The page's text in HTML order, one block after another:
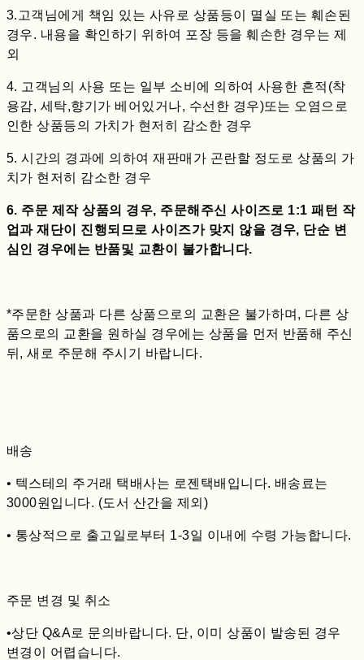
3.고객님에게 책임 있는 사유로 상품등이 멸실 또는 훼손된
경우. 내용을 확인하기 위하여 포장 등을 훼손한 경우는 제
외
4. 고객님의 사용 또는 일부 소비에 의하여 사용한 흔적(착
용감, 세탁,향기가 베어있거나, 수선한 경우)또는 오염으로
인한 상품등의 가치가 현저히 감소한 경우
5. 시간의 경과에 의하여 재판매가 곤란할 정도로 상품의 가
치가 현저히 감소한 경우
6. 주문 제작 상품의 경우, 주문해주신 사이즈로 1:1 패턴 작
업과 재단이 진행되므로 사이즈가 맞지 않을 경우, 단순 변
심인 경우에는 반품및 교환이 불가합니다.
*주문한 상품과 다른 상품으로의 교환은 불가하며, 다른 상
품으로의 교환을 원하실 경우에는 상품을 먼저 반품해 주신
뒤, 새로 주문해 주시기 바랍니다.
배송
• 텍스테의 주거래 택배사는 로젠택배입니다. 배송료는
3000원입니다. (도서 산간을 제외)
• 통상적으로 출고일로부터 1-3일 이내에 수령 가능합니다.
주문 변경 및 취소
•상단 Q&A로 문의바랍니다. 단, 이미 상품이 발송된 경우
변경이 어렵습니다.